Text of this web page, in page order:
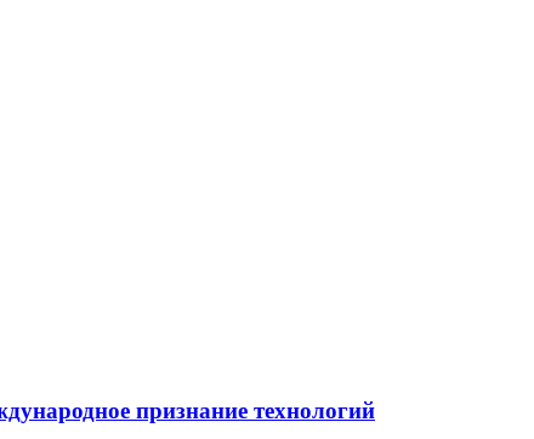
признание технологий